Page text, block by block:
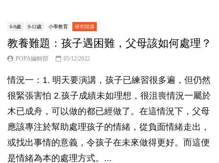
6-9歲 9-12歲 小學教育 研究咁講
教養難題：孩子遇困難，父母該如何處理？
POPA編輯部 05/12/2022
情況一：1. 明天要演講，孩子已練習很多遍，但仍然
很緊張害怕 2.孩子成績未如理想，很沮喪情況一屬於
木已成舟，可以做的都已經做了。在這情況下，父母
應該專注於幫助處理孩子的情緒，從負面情緒走出，
或找出事情的意義，令孩子在未來做得更好。而這便
是情緒為本的處理方式。...